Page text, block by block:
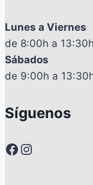
Lunes a Viernes
de 8:00h a
Sábados
de 9:00h a
Síguenos
Facebook
Instagram